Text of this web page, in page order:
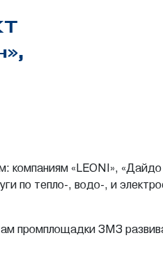
компаниям «LEONI»,
тепло-, водо-, и
промплощадки ЗМЗ